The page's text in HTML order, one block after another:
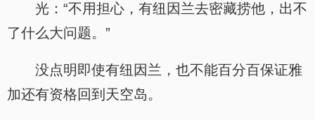
光：“不用担心，有纽因兰去密藏捞他，出不
了什么大问题。”
没点明即使有纽因兰，也不能百分百保证雅
加还有资格回到天空岛。